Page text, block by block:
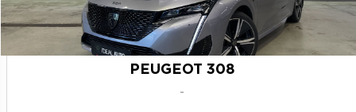
PEUGEOT 308
-